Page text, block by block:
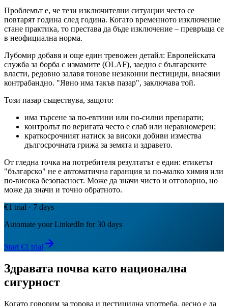
Проблемът е, че тези изключителни ситуации често се
повтарят година след година. Когато временното изключение
стане практика, то престава да бъде изключение – превръща се
в неофициална норма.
Лубомир добавя и още един тревожен детайл: Европейската
служба за борба с измамите (OLAF), заедно с българските
власти, редовно залавя тонове незаконни пестициди, внасяни
контрабандно. "Явно има такъв пазар", заключава той.
Този пазар съществува, защото:
има търсене за по-евтини или по-силни препарати;
контролът по веригата често е слаб или неравномерен;
краткосрочният натиск за високи добиви измества
дългосрочната грижа за земята и здравето.
От гледна точка на потребителя резултатът е един: етикетът
"българско" не е автоматична гаранция за по-малко химия или
по-висока безопасност. Може да значи чисто и отговорно, но
може да значи и точно обратното.
€1 trial · 7 days
Automate your LinkedIn for 30 days
Start €1 trial
Здравата почва като национална
сигурност
Когато говорим за торова и пестицидна употреба, лесно е да